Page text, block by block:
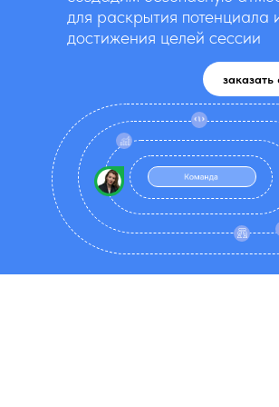
для раскрытия потенциала
достижения целей сессии
заказать